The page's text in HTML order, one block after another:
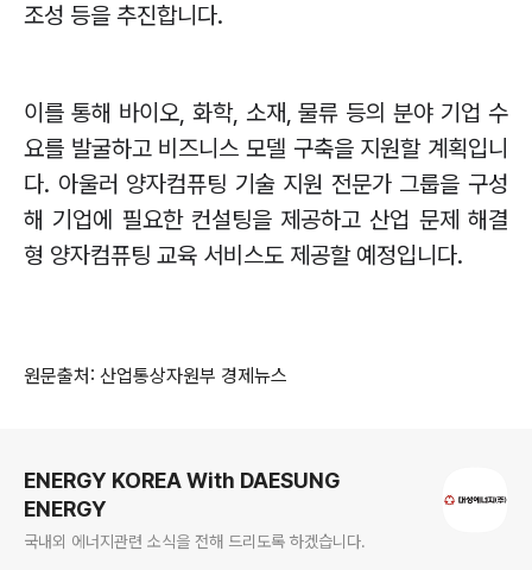
조성 등을 추진합니다.
이를 통해 바이오, 화학, 소재, 물류 등의 분야 기업 수
요를 발굴하고 비즈니스 모델 구축을 지원할 계획입니
다. 아울러 양자컴퓨팅 기술 지원 전문가 그룹을 구성
해 기업에 필요한 컨설팅을 제공하고 산업 문제 해결
형 양자컴퓨팅 교육 서비스도 제공할 예정입니다.
원문출처: 산업통상자원부 경제뉴스
ENERGY KOREA With DAESUNG
ENERGY
국내외 에너지관련 소식을 전해 드리도록 하겠습니다.